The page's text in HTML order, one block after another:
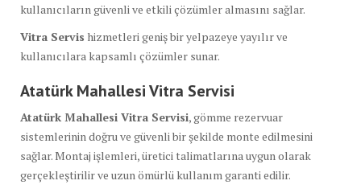
kullanıcıların güvenli ve etkili çözümler almasını sağlar.
Vitra Servis hizmetleri geniş bir yelpazeye yayılır ve
kullanıcılara kapsamlı çözümler sunar.
Atatürk Mahallesi Vitra Servisi
Atatürk Mahallesi Vitra Servisi, gömme rezervuar
sistemlerinin doğru ve güvenli bir şekilde monte edilmesini
sağlar. Montaj işlemleri, üretici talimatlarına uygun olarak
gerçekleştirilir ve uzun ömürlü kullanım garanti edilir.